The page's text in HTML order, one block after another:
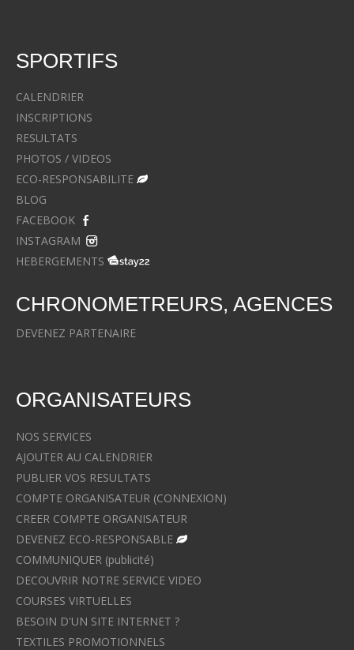
SPORTIFS
CALENDRIER
INSCRIPTIONS
RESULTATS
PHOTOS / VIDEOS
ECO-RESPONSABILITE
BLOG
FACEBOOK
INSTAGRAM
HEBERGEMENTS
CHRONOMETREURS, AGENCES
DEVENEZ PARTENAIRE
ORGANISATEURS
NOS SERVICES
AJOUTER AU CALENDRIER
PUBLIER VOS RESULTATS
COMPTE ORGANISATEUR (CONNEXION)
CREER COMPTE ORGANISATEUR
DEVENEZ ECO-RESPONSABLE
COMMUNIQUER (publicité)
DECOUVRIR NOTRE SERVICE VIDEO
COURSES VIRTUELLES
BESOIN D'UN SITE INTERNET ?
TEXTILES PROMOTIONNELS